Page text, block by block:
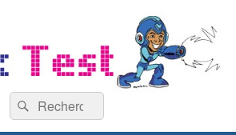
Recherche :
Rechercher